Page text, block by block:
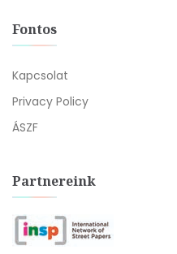
Fontos
Kapcsolat
Privacy Policy
ÁSZF
Partnereink